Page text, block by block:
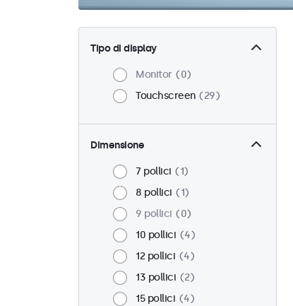
Tipo di display
Monitor
0
Touchscreen
29
Dimensione
7 pollici
1
8 pollici
1
9 pollici
0
10 pollici
4
12 pollici
4
13 pollici
2
15 pollici
4